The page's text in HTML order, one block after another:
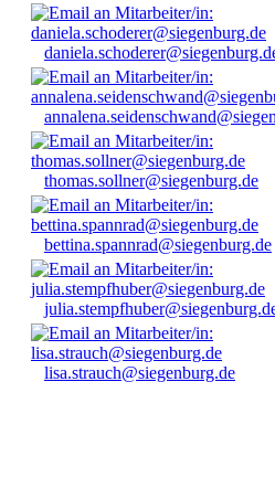
thomas.sollner@siegenburg.de
bettina.spannrad@siegenburg.de
lisa.strauch@siegenburg.de